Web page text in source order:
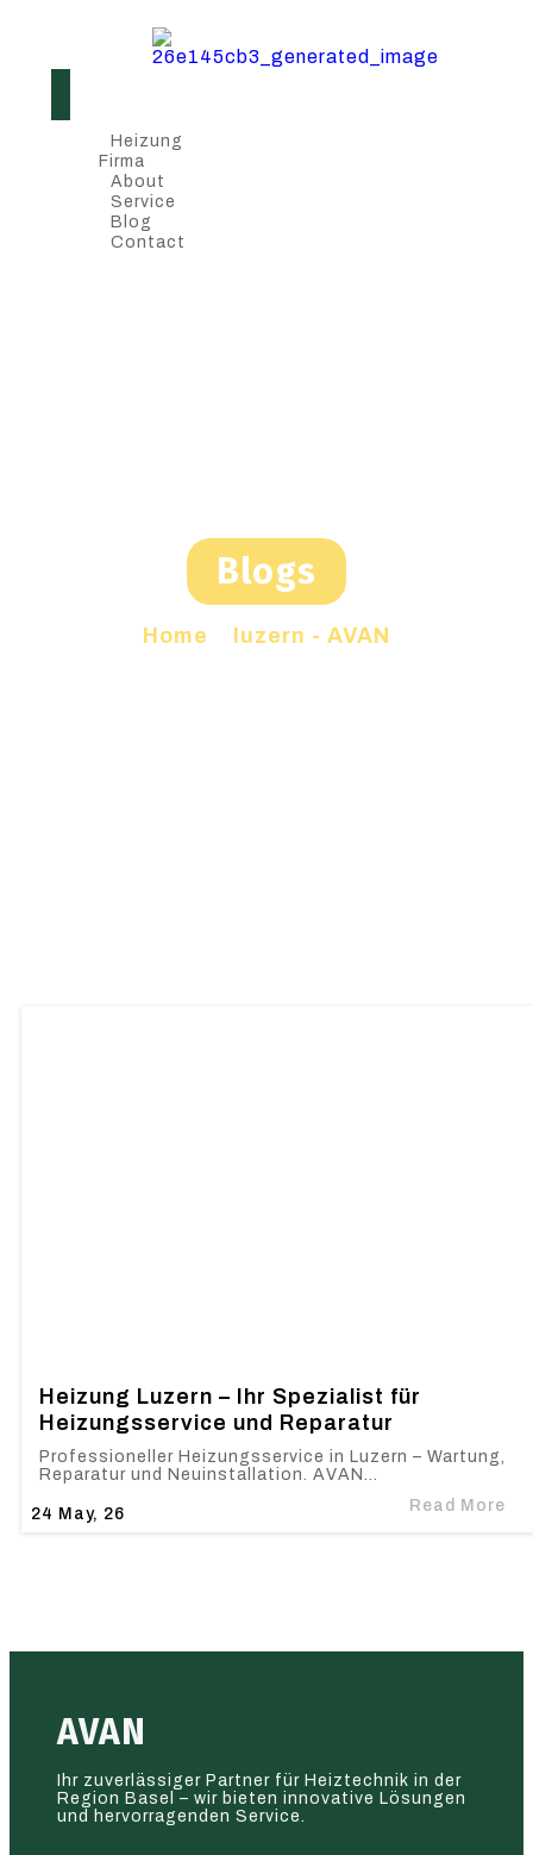
Heizung
Firma
About
Service
Blog
Contact
Blogs
Home luzern - AVAN
Heizung Luzern – Ihr Spezialist für
Heizungsservice und Reparatur
24 May, 26
Professioneller Heizungsservice in Luzern – Wartung,
Reparatur und Neuinstallation. AVAN…
Read More
AVAN
Ihr zuverlässiger Partner für Heiztechnik in der
Region Basel – wir bieten innovative Lösungen
und hervorragenden Service.